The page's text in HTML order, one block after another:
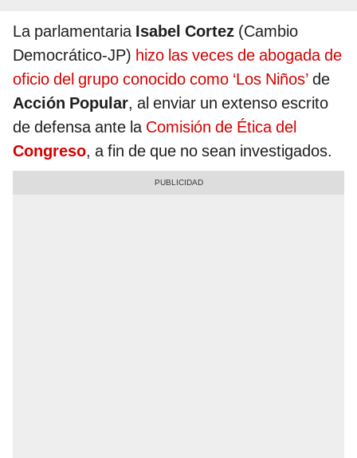
La parlamentaria Isabel Cortez (Cambio
Democrático-JP) hizo las veces de abogada de
oficio del grupo conocido como ‘Los Niños’ de
Acción Popular, al enviar un extenso escrito
de defensa ante la Comisión de Ética del
Congreso, a fin de que no sean investigados.